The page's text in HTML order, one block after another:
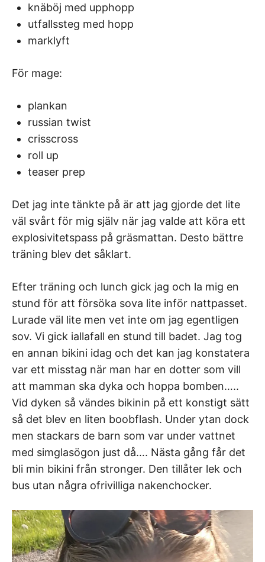
knäböj med upphopp
utfallssteg med hopp
marklyft
För mage:
plankan
russian twist
crisscross
roll up
teaser prep
Det jag inte tänkte på är att jag gjorde det lite
väl svårt för mig själv när jag valde att köra ett
explosivitetspass på gräsmattan. Desto bättre
träning blev det såklart.
Efter träning och lunch gick jag och la mig en
stund för att försöka sova lite inför nattpasset.
Lurade väl lite men vet inte om jag egentligen
sov. Vi gick iallafall en stund till badet. Jag tog
en annan bikini idag och det kan jag konstatera
var ett misstag när man har en dotter som vill
att mamman ska dyka och hoppa bomben…..
Vid dyken så vändes bikinin på ett konstigt sätt
så det blev en liten boobflash. Under ytan dock
men stackars de barn som var under vattnet
med simglasögon just då…. Nästa gång får det
bli min bikini från stronger. Den tillåter lek och
bus utan några ofrivilliga nakenchocker.